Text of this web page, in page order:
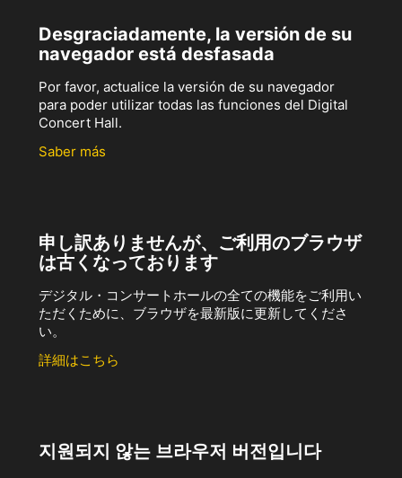
Desgraciadamente, la versión de su
navegador está desfasada
Por favor, actualice la versión de su navegador
para poder utilizar todas las funciones del Digital
Concert Hall.
Saber más
申し訳ありませんが、ご利用のブラウザ
は古くなっております
デジタル・コンサートホールの全ての機能をご利用い
ただくために、ブラウザを最新版に更新してくださ
い。
詳細はこちら
지원되지 않는 브라우저 버전입니다